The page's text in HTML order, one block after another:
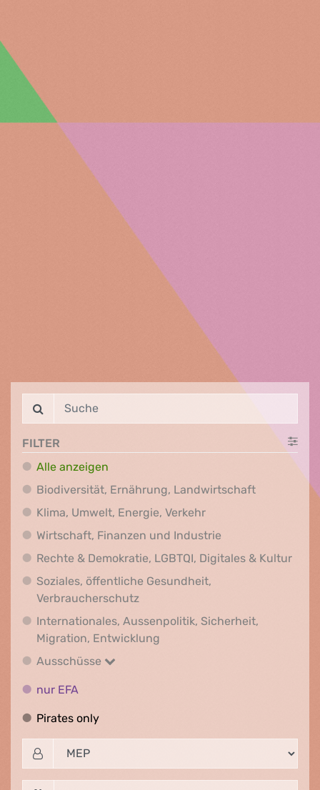
FILTER
Alle anzeigen
Biodiversität, Ernährung, Landwirtschaft
Klima, Umwelt, Energie, VerkehrKlima, Umwelt,
Wirtschaft, Finanzen und Industrie
Rechte & Demokratie, LGBTQI, Digitales & Kultur
Soziales, öffentliche Gesundheit,
VerbraucherschutzSoziales, öffentliche Gesundheit,
Internationales, Aussenpolitik, Sicherheit,
Migration, Entwicklung
Ausschüsse
Ausschüsse
nur EFA
Pirates onlyPirates only